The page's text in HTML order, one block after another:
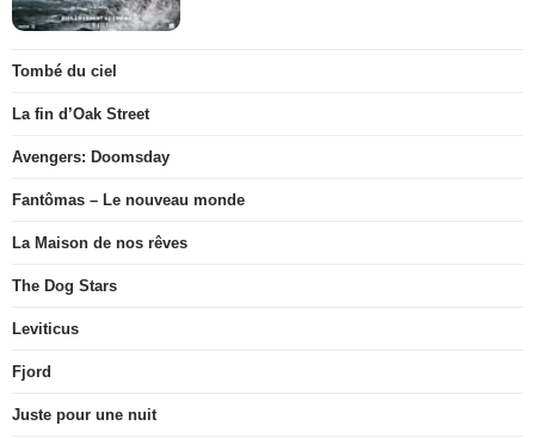
Tombé du ciel
La fin d’Oak Street
Avengers: Doomsday
Fantômas – Le nouveau monde
La Maison de nos rêves
The Dog Stars
Leviticus
Fjord
Juste pour une nuit